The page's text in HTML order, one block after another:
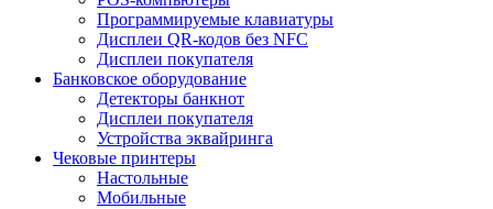
Программируемые клавиатуры
Дисплеи QR-кодов без NFC
Дисплеи покупателя
Банковское оборудование
Детекторы банкнот
Дисплеи покупателя
Устройства эквайринга
Чековые принтеры
Настольные
Мобильные